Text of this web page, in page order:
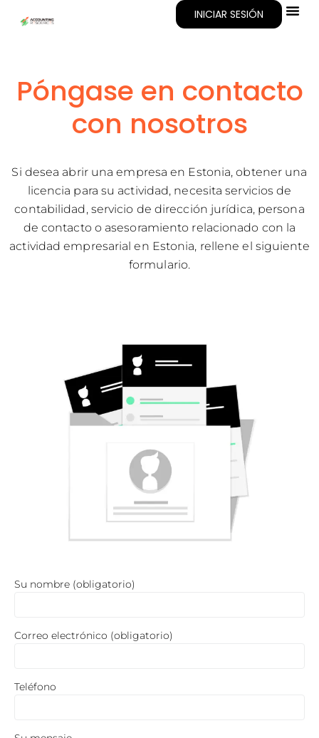
INICIAR SESIÓN
Póngase en contacto
con nosotros
Si desea abrir una empresa en Estonia, obtener una
licencia para su actividad, necesita servicios de
contabilidad, servicio de dirección jurídica, persona
de contacto o asesoramiento relacionado con la
actividad empresarial en Estonia, rellene el siguiente
formulario.
Su nombre (obligatorio)
Correo electrónico (obligatorio)
Teléfono